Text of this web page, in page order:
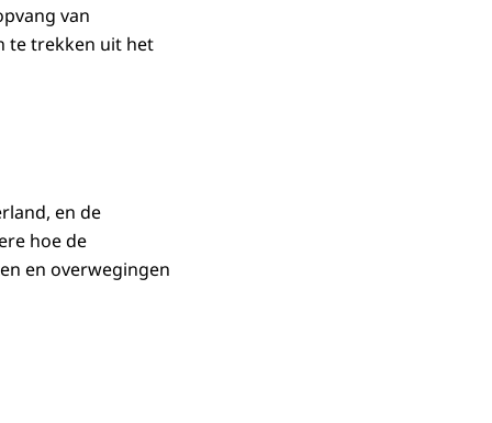
van
te trekken uit het
en de
hoe de
en overwegingen